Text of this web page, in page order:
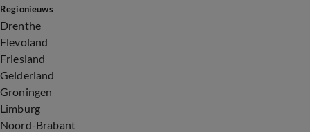
Regionieuws
Drenthe
Flevoland
Friesland
Gelderland
Groningen
Limburg
Noord-Brabant